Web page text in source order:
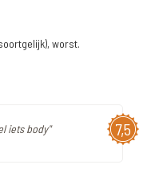
worst.
7,5
iets body"